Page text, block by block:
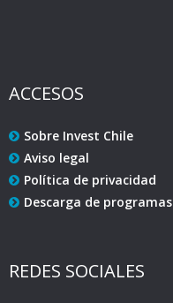
ACCESOS
Sobre Invest Chile
Aviso legal
Política de privacidad
Descarga de programas
REDES SOCIALES